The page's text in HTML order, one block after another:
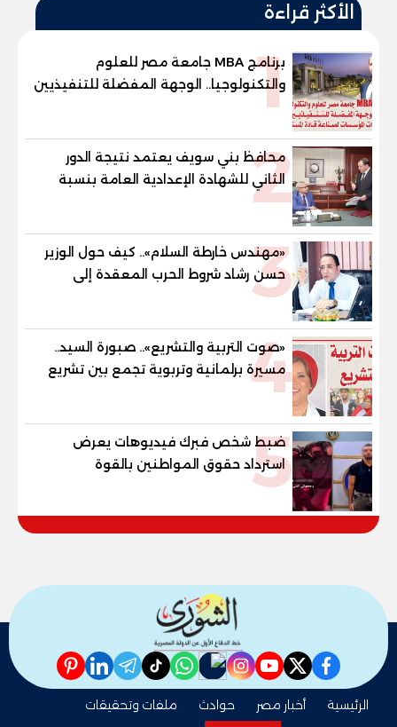
الأكثر قراءة
1
برنامج MBA جامعة مصر للعلوم
والتكنولوجيا.. الوجهة المفضلة للتنفيذيين
وقيادات المؤسسات لصناعة قادة
2
محافظ بني سويف يعتمد نتيجة الدور
الثاني للشهادة الإعدادية العامة بنسبة
والنور للمكفوفين
3
«مهندس خارطة السلام».. كيف حول الوزير
حسن رشاد شروط الحرب المعقدة إلى
"خارطة طريق" للانسحاب والإعمار؟
4
«صوت التربية والتشريع».. صبورة السيد..
مسيرة برلمانية وتربوية تجمع بين تشريع
القوانين وصناعة الأجيال لبناء الإنسان
5
ضبط شخص فبرك فيديوهات يعرض
استرداد حقوق المواطنين بالقوة
facebook
twitter
youtube
instagram
nabd
whatsapp
tiktok
telegram
linkedin
pinterest
الرئيسية أخبار مصر حوادث ملفات وتحقيقات